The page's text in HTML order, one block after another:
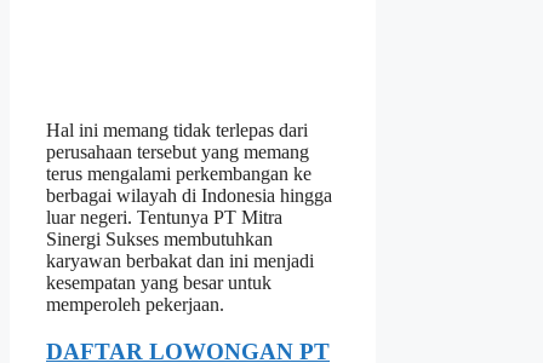
Hal ini memang tidak terlepas dari
perusahaan tersebut yang memang
terus mengalami perkembangan ke
berbagai wilayah di Indonesia hingga
luar negeri. Tentunya PT Mitra
Sinergi Sukses membutuhkan
karyawan berbakat dan ini menjadi
kesempatan yang besar untuk
memperoleh pekerjaan.
DAFTAR LOWONGAN PT